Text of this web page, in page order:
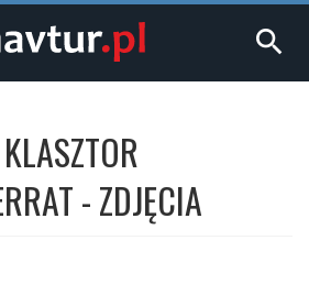
search
- ZDJĘCIA